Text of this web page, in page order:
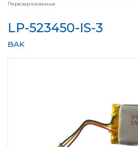
Перезаряжаемые
LP-523450-IS-3
BAK